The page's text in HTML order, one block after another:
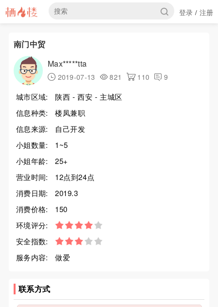
登录 / 注册
南门中贸
Max*****tta
2019-07-13 821 110 9
城市区域:
陕西 - 西安 - 主城区
信息种类:
楼凤兼职
信息来源:
自己开发
小姐数量:
1~5
小姐年龄:
25+
营业时间:
12点到24点
消费日期:
2019.3
消费价格:
150
环境评分:
安全指数:
服务内容:
做爱
联系方式